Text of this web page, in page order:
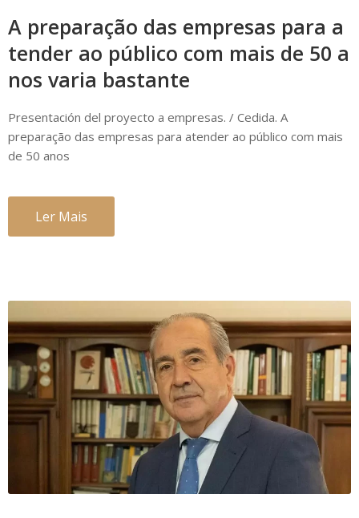
A preparação das empresas para a
tender ao público com mais de 50 a
nos varia bastante
Presentación del proyecto a empresas. / Cedida. A
preparação das empresas para atender ao público com mais
de 50 anos
Ler Mais